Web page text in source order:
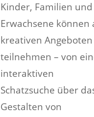
Kinder, Familien und
Erwachsene können
kreativen Angeboten
teilnehmen – von
interaktiven
Schatzsuche über
Gestalten von